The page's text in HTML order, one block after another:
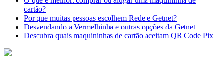
cartão?
Por que muitas pessoas escolhem Rede e Getnet?
Desvendando a Vermelhinha e outras opções da Getnet
Descubra quais maquininhas de cartão aceitam QR Code Pix